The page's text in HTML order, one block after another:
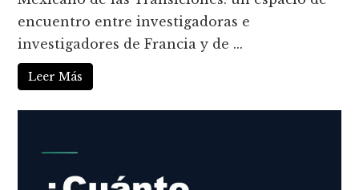
encuentro entre investigadoras e
investigadores de Francia y de ...
Leer Más